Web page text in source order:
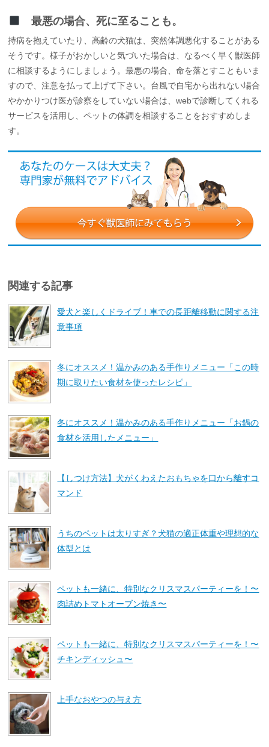
最悪の場合、死に至ることも。
持病を抱えていたり、高齢の犬猫は、突然体調悪化することがある
そうです。様子がおかしいと気づいた場合は、なるべく早く獣医師
に相談するようにしましょう。最悪の場合、命を落とすこともいま
すので、注意を払って上げて下さい。台風で自宅から出れない場合
やかかりつけ医が診察をしていない場合は、webで診断してくれる
サービスを活用し、ペットの体調を相談することをおすすめしま
す。
関連する記事
愛犬と楽しくドライブ！車での長距離移動に関する注
意事項
冬にオススメ！温かみのある手作りメニュー「この時
期に取りたい食材を使ったレシピ」
冬にオススメ！温かみのある手作りメニュー「お鍋の
食材を活用したメニュー」
【しつけ方法】犬がくわえたおもちゃを口から離すコ
マンド
うちのペットは太りすぎ？犬猫の適正体重や理想的な
体型とは
ペットも一緒に、特別なクリスマスパーティーを！〜
肉詰めトマトオーブン焼き〜
ペットも一緒に、特別なクリスマスパーティーを！〜
チキンディッシュ〜
上手なおやつの与え方